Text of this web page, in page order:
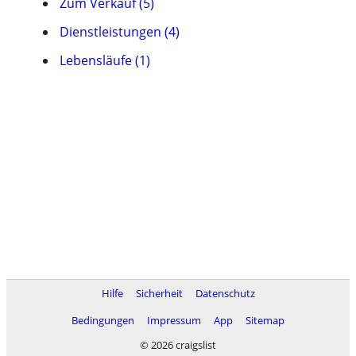
Dienstleistungen (4)
Lebensläufe (1)
Hilfe Sicherheit
Datenschutz
Bedingungen
Impressum App
Sitemap
© 2026 craigslist